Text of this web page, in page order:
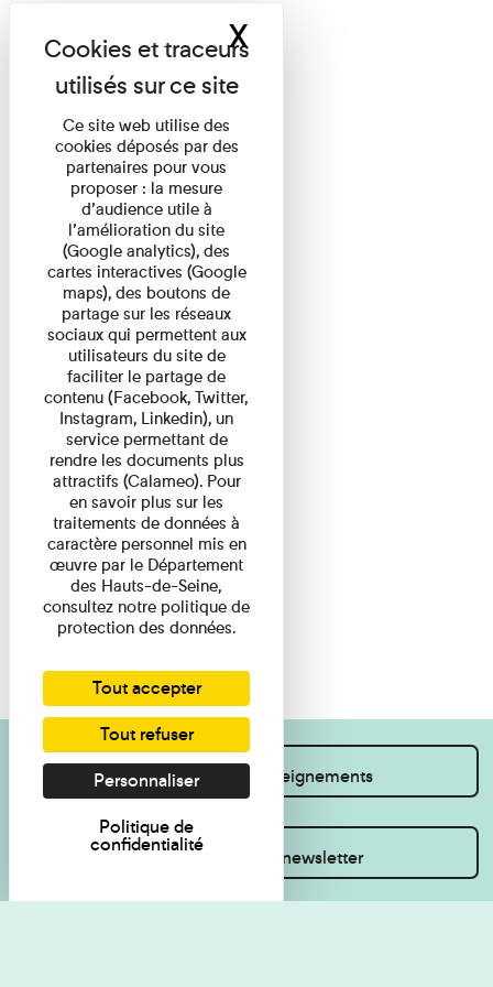
Je souhaite des renseignements
Inscrivez-vous à la newsletter
Ce site web utilise des
cookies déposés par des
partenaires pour vous
proposer : la mesure
d’audience utile à
l’amélioration du site
(Google analytics), des
cartes interactives (Google
maps), des boutons de
partage sur les réseaux
sociaux qui permettent aux
utilisateurs du site de
faciliter le partage de
contenu (Facebook, Twitter,
Instagram, Linkedin), un
service permettant de
rendre les documents plus
attractifs (Calameo). Pour
en savoir plus sur les
traitements de données à
caractère personnel mis en
œuvre par le Département
des Hauts-de-Seine,
consultez notre politique de
protection des données.
Tout accepter
Tout refuser
Personnaliser
Politique de
confidentialité
XMasquer le